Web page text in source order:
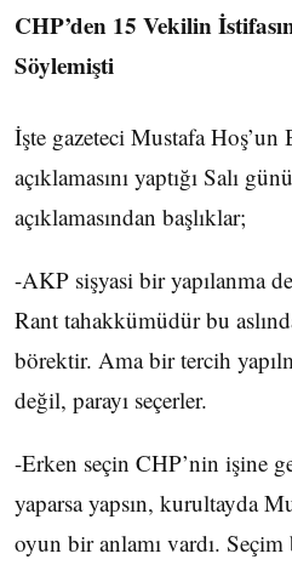
CHP’den 15 Vekilin
Söylemişti
İşte gazeteci Mustafa Hoş’un
açıklamasını yaptığı Salı
açıklamasından başlıklar;
-AKP sişyasi bir yapılanma
Rant tahakkümüdür bu
börektir. Ama bir tercih
değil, parayı seçerler.
-Erken seçin CHP’nin işine
yaparsa yapsın, kurultayda
oyun bir anlamı vardı. Seçim